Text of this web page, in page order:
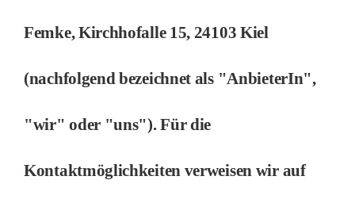
Femke, Kirchhofalle 15, 24103 Kiel
(nachfolgend bezeichnet als "AnbieterIn",
"wir" oder "uns"). Für die
Kontaktmöglichkeiten verweisen wir auf